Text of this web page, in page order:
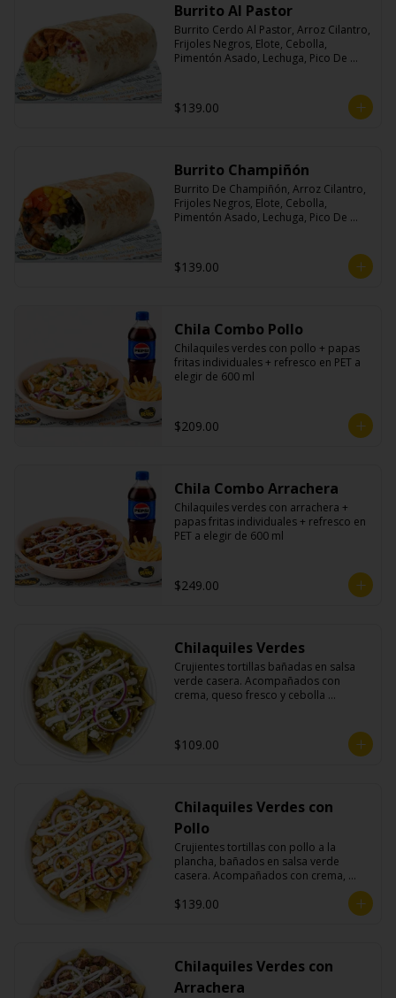
Burrito Al Pastor
Burrito Cerdo Al Pastor, Arroz Cilantro,
Frijoles Negros, Elote, Cebolla,
Pimentón Asado, Lechuga, Pico De
$139.00
Burrito Champiñón
Burrito De Champiñón, Arroz Cilantro,
Frijoles Negros, Elote, Cebolla,
Pimentón Asado, Lechuga, Pico De
$139.00
Chila Combo Pollo
Chilaquiles verdes con pollo + papas
fritas individuales + refresco en PET a
elegir de 600 ml
$209.00
Chila Combo Arrachera
Chilaquiles verdes con arrachera +
papas fritas individuales + refresco en
PET a elegir de 600 ml
$249.00
Chilaquiles Verdes
Crujientes tortillas bañadas en salsa
verde casera. Acompañados con
crema, queso fresco y cebolla
$109.00
Chilaquiles Verdes con
Pollo
Crujientes tortillas con pollo a la
plancha, bañados en salsa verde
casera. Acompañados con crema,
$139.00
Chilaquiles Verdes con
Arrachera